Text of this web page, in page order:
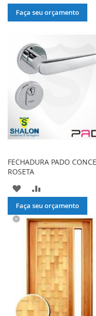
À
DE
DESEJOS
PARA
Faça seu orçamento
FECHADURA PADO
ROSETA
ADICIONAR
À
LISTA
DESEJOS
PARA
COMPARAR
Faça seu orçamento